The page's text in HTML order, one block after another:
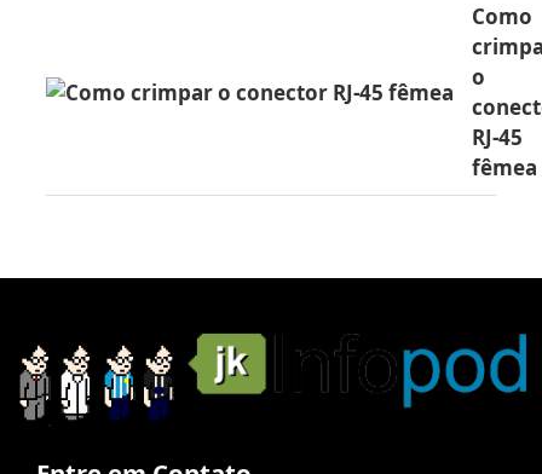
Como
o
RJ-45
fêmea